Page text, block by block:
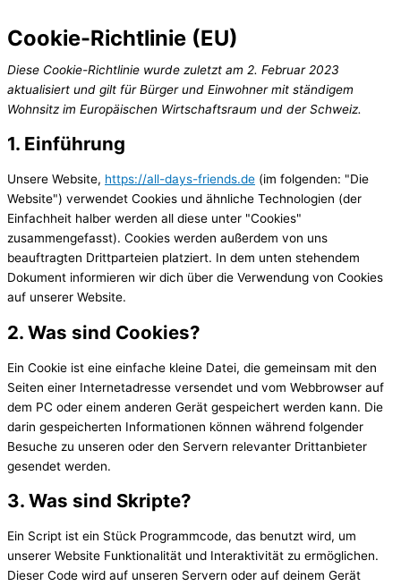
Cookie-Richtlinie (EU)
Diese Cookie-Richtlinie wurde zuletzt am 2. Februar 2023
aktualisiert und gilt für Bürger und Einwohner mit ständigem
Wohnsitz im Europäischen Wirtschaftsraum und der Schweiz.
1. Einführung
Unsere Website, https://all-days-friends.de (im folgenden: "Die
Website") verwendet Cookies und ähnliche Technologien (der
Einfachheit halber werden all diese unter "Cookies"
zusammengefasst). Cookies werden außerdem von uns
beauftragten Drittparteien platziert. In dem unten stehendem
Dokument informieren wir dich über die Verwendung von Cookies
auf unserer Website.
2. Was sind Cookies?
Ein Cookie ist eine einfache kleine Datei, die gemeinsam mit den
Seiten einer Internetadresse versendet und vom Webbrowser auf
dem PC oder einem anderen Gerät gespeichert werden kann. Die
darin gespeicherten Informationen können während folgender
Besuche zu unseren oder den Servern relevanter Drittanbieter
gesendet werden.
3. Was sind Skripte?
Ein Script ist ein Stück Programmcode, das benutzt wird, um
unserer Website Funktionalität und Interaktivität zu ermöglichen.
Dieser Code wird auf unseren Servern oder auf deinem Gerät